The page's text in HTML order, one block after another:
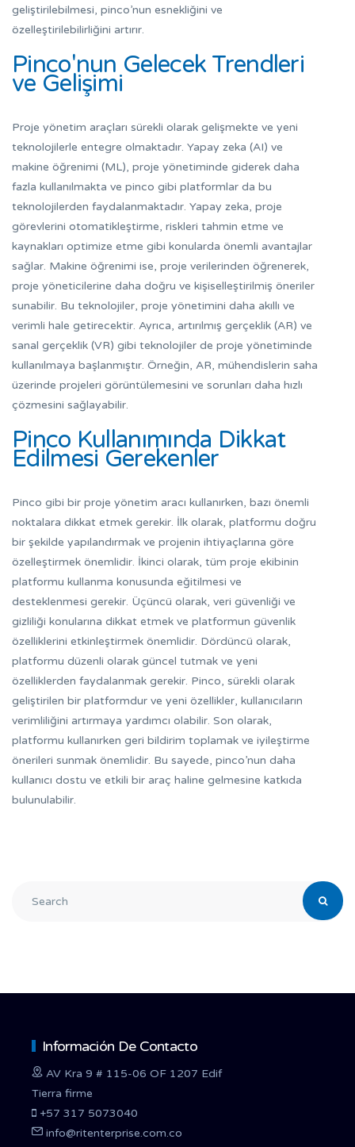
geliştirilebilmesi, pinco’nun esnekliğini ve
özelleştirilebilirliğini artırır.
Pinco'nun Gelecek Trendleri
ve Gelişimi
Proje yönetim araçları sürekli olarak gelişmekte ve yeni
teknolojilerle entegre olmaktadır. Yapay zeka (AI) ve
makine öğrenimi (ML), proje yönetiminde giderek daha
fazla kullanılmakta ve pinco gibi platformlar da bu
teknolojilerden faydalanmaktadır. Yapay zeka, proje
görevlerini otomatikleştirme, riskleri tahmin etme ve
kaynakları optimize etme gibi konularda önemli avantajlar
sağlar. Makine öğrenimi ise, proje verilerinden öğrenerek,
proje yöneticilerine daha doğru ve kişiselleştirilmiş öneriler
sunabilir. Bu teknolojiler, proje yönetimini daha akıllı ve
verimli hale getirecektir. Ayrıca, artırılmış gerçeklik (AR) ve
sanal gerçeklik (VR) gibi teknolojiler de proje yönetiminde
kullanılmaya başlanmıştır. Örneğin, AR, mühendislerin saha
üzerinde projeleri görüntülemesini ve sorunları daha hızlı
çözmesini sağlayabilir.
Pinco Kullanımında Dikkat
Edilmesi Gerekenler
Pinco gibi bir proje yönetim aracı kullanırken, bazı önemli
noktalara dikkat etmek gerekir. İlk olarak, platformu doğru
bir şekilde yapılandırmak ve projenin ihtiyaçlarına göre
özelleştirmek önemlidir. İkinci olarak, tüm proje ekibinin
platformu kullanma konusunda eğitilmesi ve
desteklenmesi gerekir. Üçüncü olarak, veri güvenliği ve
gizliliği konularına dikkat etmek ve platformun güvenlik
özelliklerini etkinleştirmek önemlidir. Dördüncü olarak,
platformu düzenli olarak güncel tutmak ve yeni
özelliklerden faydalanmak gerekir. Pinco, sürekli olarak
geliştirilen bir platformdur ve yeni özellikler, kullanıcıların
verimliliğini artırmaya yardımcı olabilir. Son olarak,
platformu kullanırken geri bildirim toplamak ve iyileştirme
önerileri sunmak önemlidir. Bu sayede, pinco’nun daha
kullanıcı dostu ve etkili bir araç haline gelmesine katkıda
bulunulabilir.
Información De Contacto
AV Kra 9 # 115-06 OF 1207 Edif
Tierra firme
+57 317 5073040
info@ritenterprise.com.co